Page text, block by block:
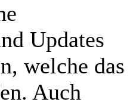
Updates
welche das
Auch